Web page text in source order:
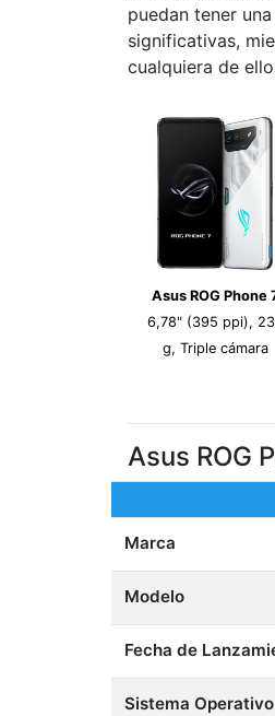
puedan tener
significativas,
cualquiera de
Asus ROG Phone
6,78" (395 ppi),
g, Triple cámara
Asus ROG
Marca
Modelo
Fecha de
Sistema Operativo